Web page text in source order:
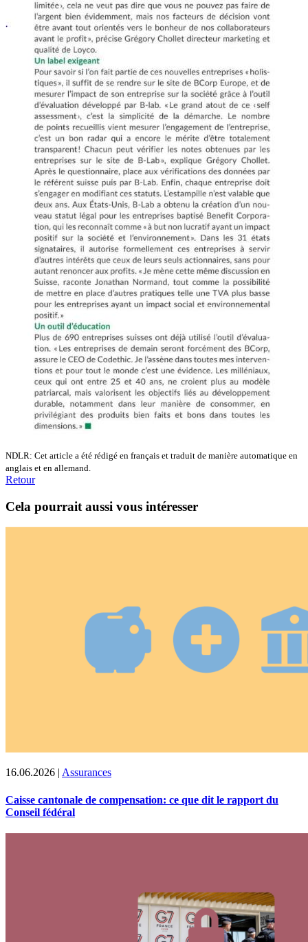
NDLR: Cet article a été rédigé en français et traduit de manière automatique en
anglais et en allemand.
Retour
Cela pourrait aussi vous intéresser
16.06.2026 | Assurances
Caisse cantonale de compensation: ce que dit le rapport du
Conseil fédéral